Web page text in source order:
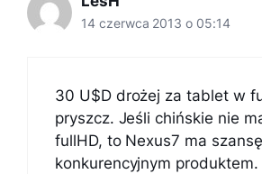
14 czerwca 2013 o 05:14
30 U$D drożej za tablet w
pryszcz. Jeśli chińskie nie
fullHD, to Nexus7 ma
konkurencyjnym produktem.